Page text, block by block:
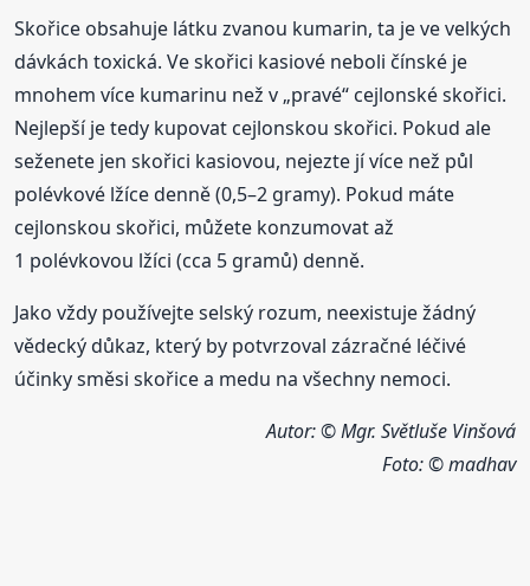
Skořice obsahuje látku zvanou kumarin, ta je ve velkých
dávkách toxická. Ve skořici kasiové neboli čínské je
mnohem více kumarinu než v „pravé“ cejlonské skořici.
Nejlepší je tedy kupovat cejlonskou skořici. Pokud ale
seženete jen skořici kasiovou, nejezte jí více než půl
polévkové lžíce denně (0,5–2 gramy). Pokud máte
cejlonskou skořici, můžete konzumovat až
1 polévkovou lžíci (cca 5 gramů) denně.
Jako vždy používejte selský rozum, neexistuje žádný
vědecký důkaz, který by potvrzoval zázračné léčivé
účinky směsi skořice a medu na všechny nemoci.
Autor: © Mgr. Světluše Vinšová
Foto:© madhav